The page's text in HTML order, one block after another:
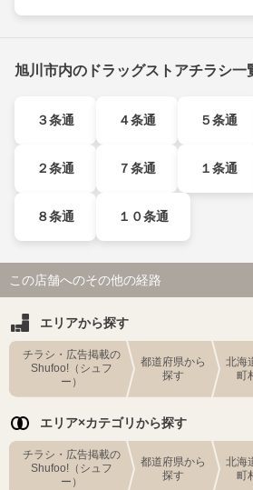
旭川市内のドラッグストアチラシ一
３条通 ４条通 ５条通
２条通 ７条通 １条通
８条通 １０条通
この店舗へのその他の経路
エリアから探す
チラシ・広告掲載の
Shufoo!（シュフ
ー）
都道府県から
探す
北海
町
エリア×カテゴリから探す
チラシ・広告掲載の
Shufoo!（シュフ
ー）
都道府県から
探す
北海
町